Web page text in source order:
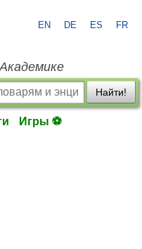
EN DE ES FR
Найти!
Игры ⚽